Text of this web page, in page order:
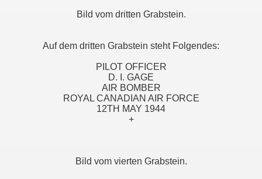
Bild vom dritten Grabstein.
Auf dem dritten Grabstein steht Folgendes:
PILOT OFFICER
D. I. GAGE
AIR BOMBER
ROYAL CANADIAN AIR FORCE
12TH MAY 1944
+
Bild vom vierten Grabstein.